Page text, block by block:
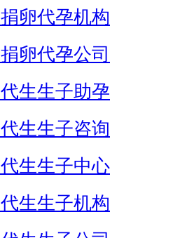
卵代孕机构
卵代孕公司
生生子助孕
生生子咨询
生生子中心
生生子机构